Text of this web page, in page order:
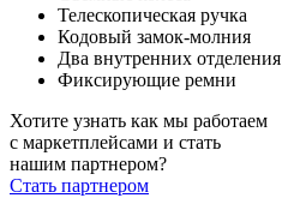
Телескопическая ручка
Кодовый замок-молния
Два внутренних отделения
Фиксирующие ремни
Хотите узнать как мы работаем
с маркетплейсами и стать
нашим партнером?
Стать партнером